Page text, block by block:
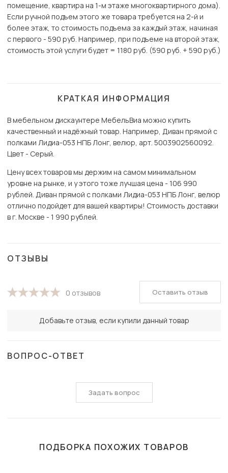
помещение, квартира на 1-м этаже многоквартирного дома).
Если ручной подъем этого же товара требуется на 2-й и
более этаж, то стоимость подъема за каждый этаж, начиная
с первого - 590 руб. Например, при подъеме на второй этаж,
стоимость этой услуги будет = 1180 руб. (590 руб. + 590 руб.)
КРАТКАЯ ИНФОРМАЦИЯ
В мебельном дискаунтере МебельВиа можно купить
качественный и надёжный товар. Например, Диван прямой с
полками Лидиа-053 НПБ Лонг, велюр, арт. 5003902560092.
Цвет - Серый.
Цену всех товаров мы держим на самом минимальном
уровне на рынке, и у этого тоже лучшая цена - 106 990
рублей. Диван прямой с полками Лидиа-053 НПБ Лонг, велюр
отлично подойдет для вашей квартиры! Стоимость доставки
в г. Москве - 1 990 рублей.
ОТЗЫВЫ
0 отзывов
Добавьте отзыв, если купили данный товар
Оставить отзыв
ВОПРОС-ОТВЕТ
Задать вопрос
ПОДБОРКА ПОХОЖИХ ТОВАРОВ